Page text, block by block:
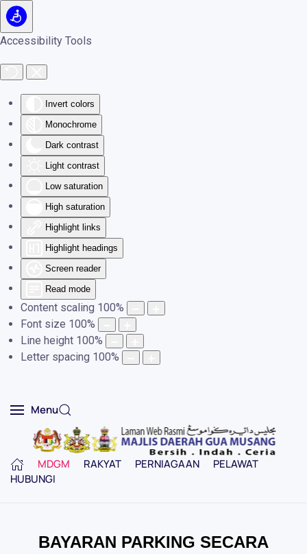
Accessibility Tools
Invert colors
Monochrome
Dark contrast
Light contrast
Low saturation
High saturation
Highlight links
Highlight headings
Screen reader
Read mode
Content scaling 100%
Font size 100%
Line height 100%
Letter spacing 100%
Skip to main content
Menu
MDGM RAKYAT PERNIAGAAN
PELAWAT
HUBUNGI
BAYARAN PARKING SECARA